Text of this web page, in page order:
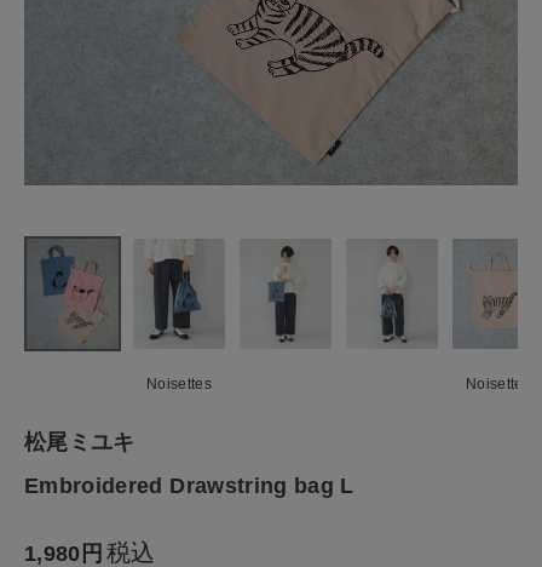
ナチュラル服
ファッション雑貨
食品
ギフト
Noisettes Noisettes
松尾ミユキ
Embroidered Drawstring bag L
1,980 税込